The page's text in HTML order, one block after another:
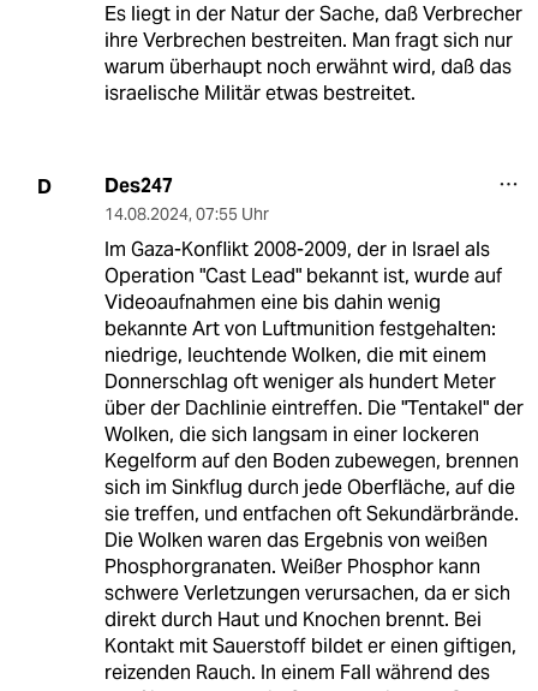
Es liegt in der Natur der Sache, daß Verbrecher
ihre Verbrechen bestreiten. Man fragt sich nur
warum überhaupt noch erwähnt wird, daß das
israelische Militär etwas bestreitet.
D Des247
14.08.2024, 07:55 Uhr
Im Gaza-Konflikt 2008-2009, der in Israel als
Operation "Cast Lead" bekannt ist, wurde auf
Videoaufnahmen eine bis dahin wenig
bekannte Art von Luftmunition festgehalten:
niedrige, leuchtende Wolken, die mit einem
Donnerschlag oft weniger als hundert Meter
über der Dachlinie eintreffen. Die "Tentakel" der
Wolken, die sich langsam in einer lockeren
Kegelform auf den Boden zubewegen, brennen
sich im Sinkflug durch jede Oberfläche, auf die
sie treffen, und entfachen oft Sekundärbrände.
Die Wolken waren das Ergebnis von weißen
Phosphorgranaten. Weißer Phosphor kann
schwere Verletzungen verursachen, da er sich
direkt durch Haut und Knochen brennt. Bei
Kontakt mit Sauerstoff bildet er einen giftigen,
reizenden Rauch. In einem Fall während des